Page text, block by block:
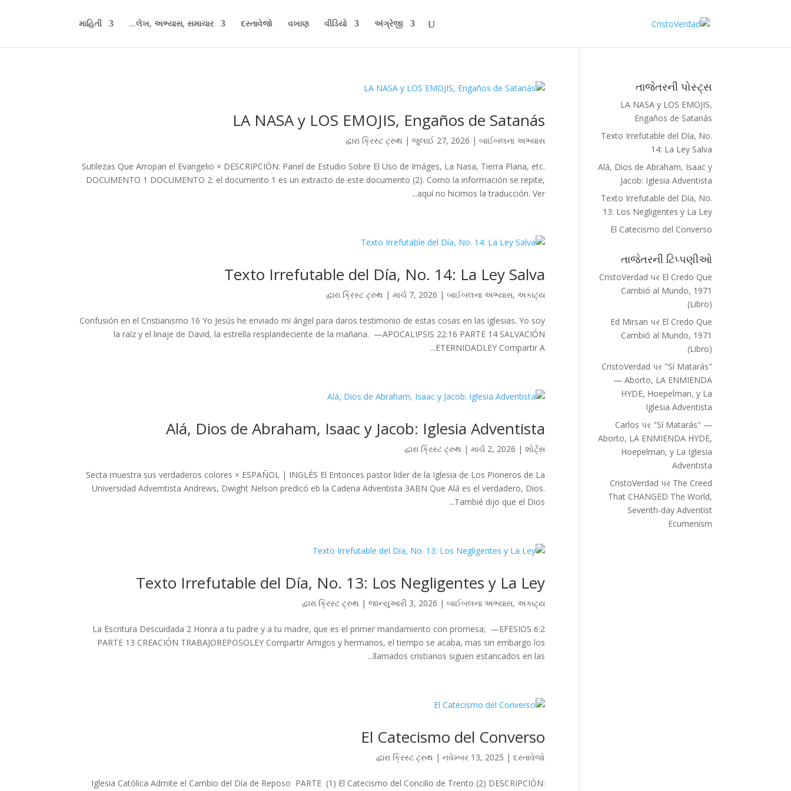
અંગ્રેજી
વીડિયો
વખાણ
દસ્તાવેજો
લેખ, અભ્યાસ, સમાચાર...
માહિતી
LA NASA y LOS EMOJIS, Engaños de Satanás
દ્વારા ક્રિસ્ટ ટ્રુથ |જુલાઈ 27, 2026 |બાઈબલના અભ્યાસ
Sutilezas Que Arropan el Evangelio × DESCRIPCIÓN: Panel de Estudio Sobre El Uso de Imáges, La Nasa, Tierra Plana, etc.
DOCUMENTO 1 DOCUMENTO 2: el documento 1 es un extracto de este documento (2). Como la información se repite,
aquí no hicimos la traducción. Ver...
Texto Irrefutable del Día, No. 14: La Ley Salva
દ્વારા ક્રિસ્ટ ટ્રુથ |માર્ચ 7, 2026 |બાઈબલના અભ્યાસ, અકાટ્ય
Confusión en el Cristianismo 16 Yo Jesús he enviado mi ángel para daros testimonio de estas cosas en las iglesias. Yo soy
la raíz y el linaje de David, la estrella resplandeciente de la mañana. —APOCALIPSIS 22:16 PARTE 14 SALVACIÓN
ETERNIDADLEY Compartir A...
Alá, Dios de Abraham, Isaac y Jacob: Iglesia Adventista
દ્વારા ક્રિસ્ટ ટ્રુથ |માર્ચ 2, 2026 |શોર્ટ્સ
Secta muestra sus verdaderos colores × ESPAÑOL | INGLÉS El Entonces pastor lider de la Iglesia de Los Pioneros de La
Universidad Advemtista Andrews, Dwight Nelson predicó eb la Cadena Adventista 3ABN Que Alá es el verdadero, Dios.
Tambié dijo que el Dios...
Texto Irrefutable del Día, No. 13: Los Negligentes y La Ley
દ્વારા ક્રિસ્ટ ટ્રુથ |જાન્યુઆરી 3, 2026 |બાઈબલના અભ્યાસ, અકાટ્ય
La Escritura Descuidada 2 Honra a tu padre y a tu madre, que es el primer mandamiento con promesa; —EFESIOS 6:2
PARTE 13 CREACIÓN TRABAJOREPOSOLEY Compartir Amigos y hermanos, el tiempo se acaba, mas sin embargo los
llamados cristianos siguen estancados en las...
El Catecismo del Converso
દ્વારા ક્રિસ્ટ ટ્રુથ |નવેમ્બર 13, 2025 |દસ્તાવેજો
Iglesia Católica Admite el Cambio del Día de Reposo PARTE (1) El Catecismo del Concilio de Trento (2) DESCRIPCIÓN:
તાજેતરની પોસ્ટ્સ
LA NASA y LOS EMOJIS,
Engaños de Satanás
Texto Irrefutable del Día, No.
14: La Ley Salva
Alá, Dios de Abraham, Isaac y
Jacob: Iglesia Adventista
Texto Irrefutable del Día, No.
13: Los Negligentes y La Ley
El Catecismo del Converso
તાજેતરની ટિપ્પણીઓ
CristoVerdad પર El Credo Que
Cambió al Mundo, 1971
(Libro)
Ed Mirsan પર El Credo Que
Cambió al Mundo, 1971
(Libro)
CristoVerdad પર "Sí Matarás"
— Aborto, LA ENMIENDA
HYDE, Hoepelman, y La
Iglesia Adventista
Carlos પર "Sí Matarás" —
Aborto, LA ENMIENDA HYDE,
Hoepelman, y La Iglesia
Adventista
CristoVerdad પર The Creed
That CHANGED The World,
Seventh-day Adventist
Ecumenism